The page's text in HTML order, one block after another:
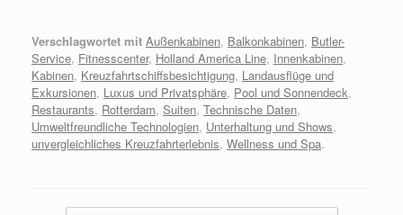
Verschlagwortet mit Außenkabinen, Balkonkabinen, Butler-
Service, Fitnesscenter, Holland America Line, Innenkabinen,
Kabinen, Kreuzfahrtschiffsbesichtigung, Landausflüge und
Exkursionen, Luxus und Privatsphäre, Pool und Sonnendeck,
Restaurants, Rotterdam, Suiten, Technische Daten,
Umweltfreundliche Technologien, Unterhaltung und Shows,
unvergleichliches Kreuzfahrterlebnis, Wellness und Spa.